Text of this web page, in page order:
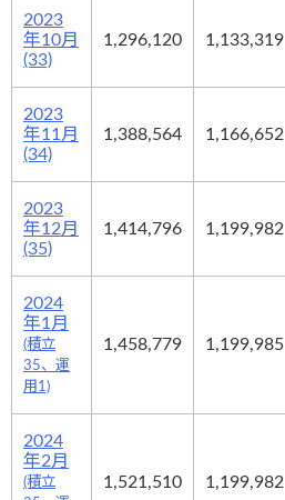
2023
年10月
(33)
1,296,120 1,133,319
2023
年11月
(34)
1,388,564 1,166,652
2023
年12月
(35)
1,414,796 1,199,982
2024
年1月
(積立
35、運
用1)
1,458,779 1,199,985
2024
年2月
(積立
1,521,510 1,199,982